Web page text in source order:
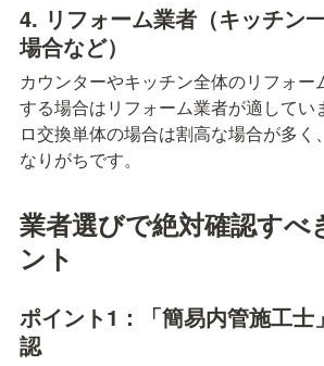
4. リフォーム業者（キッチン
場合など）
カウンターやキッチン全体のリフォー
する場合はリフォーム業者が適してい
ロ交換単体の場合は割高な場合が多く
なりがちです。
業者選びで絶対確認すべ
ント
ポイント1：「簡易内管施工士
認